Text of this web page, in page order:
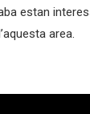
estan
area.